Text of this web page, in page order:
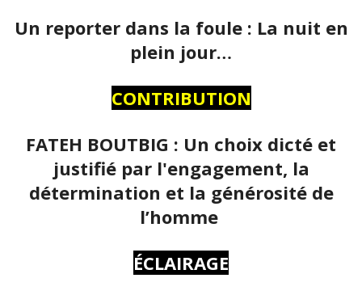
Un reporter dans la foule : La nuit en
plein jour…
CONTRIBUTION
FATEH BOUTBIG : Un choix dicté et
justifié par l'engagement, la
détermination et la générosité de
l’homme
ÉCLAIRAGE